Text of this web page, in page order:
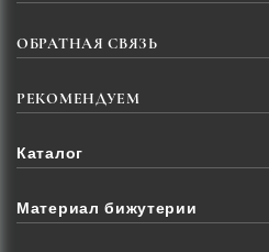
ОБРАТНАЯ СВЯЗЬ
РЕКОМЕНДУЕМ
Каталог
Материал бижутерии